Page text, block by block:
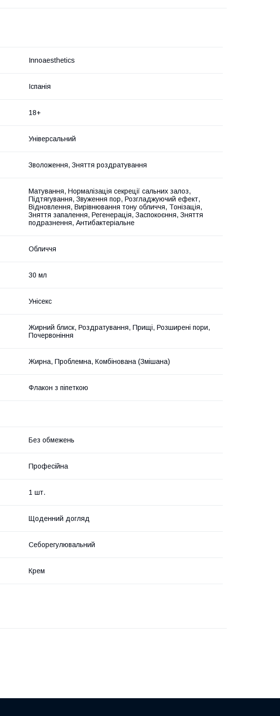
Innoaesthetics
Іспанія
18+
Універсальний
Зволоження, Зняття роздратування
Матування, Нормалізація секреції сальних залоз,
Підтягування, Звуження пор, Розгладжуючий ефект,
Відновлення, Вирівнювання тону обличчя, Тонізація,
Зняття запалення, Регенерація, Заспокоєння, Зняття
подразнення, Антибактеріальне
Обличчя
30 мл
Унісекс
Жирний блиск, Роздратування, Прищі, Розширені пори,
Почервоніння
Жирна, Проблемна, Комбінована (Змішана)
Флакон з піпеткою
Без обмежень
Професійна
1 шт.
Щоденний догляд
Себорегулювальний
Крем